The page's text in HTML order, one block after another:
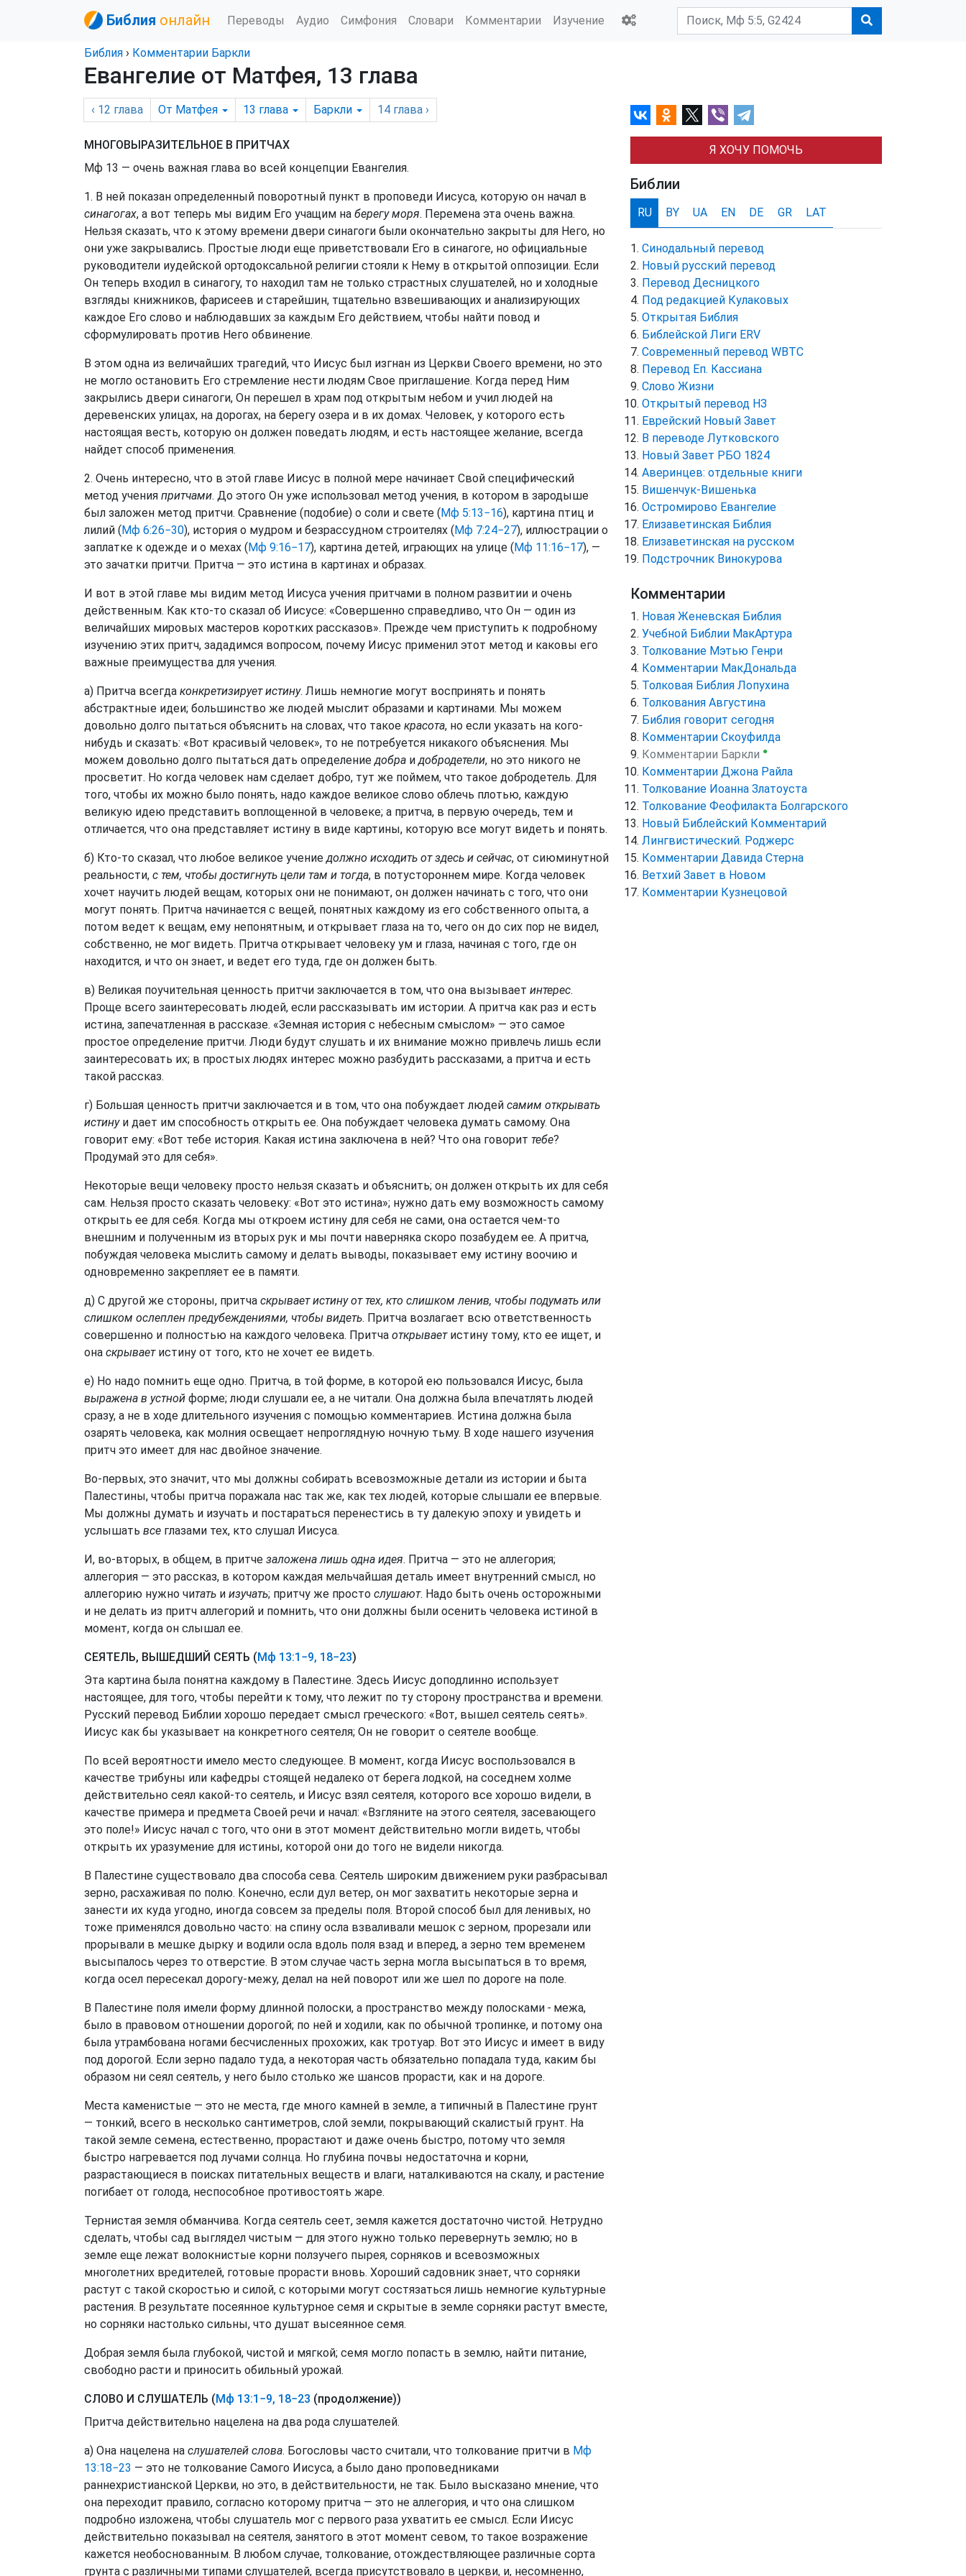
Библия онлайн Переводы Аудио Симфония Словари Комментарии Изучение
Библия › Комментарии Баркли
Евангелие от Матфея, 13 глава
‹ 12 глава От Матфея 13 глава Баркли 14 глава ›
МНОГОВЫРАЗИТЕЛЬНОЕ В ПРИТЧАХ
Мф 13 — очень важная глава во всей концепции Евангелия.
1. В ней показан определенный поворотный пункт в проповеди Иисуса, которую он начал в
синагогах, а вот теперь мы видим Его учащим на берегу моря. Перемена эта очень важна.
Нельзя сказать, что к этому времени двери синагоги были окончательно закрыты для Него, но
они уже закрывались. Простые люди еще приветствовали Его в синагоге, но официальные
руководители иудейской ортодоксальной религии стояли к Нему в открытой оппозиции. Если
Он теперь входил в синагогу, то находил там не только страстных слушателей, но и холодные
взгляды книжников, фарисеев и старейшин, тщательно взвешивающих и анализирующих
каждое Его слово и наблюдавших за каждым Его действием, чтобы найти повод и
сформулировать против Него обвинение.
В этом одна из величайших трагедий, что Иисус был изгнан из Церкви Своего времени, но это
не могло остановить Его стремление нести людям Свое приглашение. Когда перед Ним
закрылись двери синагоги, Он перешел в храм под открытым небом и учил людей на
деревенских улицах, на дорогах, на берегу озера и в их домах. Человек, у которого есть
настоящая весть, которую он должен поведать людям, и есть настоящее желание, всегда
найдет способ применения.
2. Очень интересно, что в этой главе Иисус в полной мере начинает Свой специфический
метод учения притчами. До этого Он уже использовал метод учения, в котором в зародыше
был заложен метод притчи. Сравнение (подобие) о соли и свете (Мф 5:13−16), картина птиц и
лилий (Мф 6:26−30), история о мудром и безрассудном строителях (Мф 7:24−27), иллюстрации о
заплатке к одежде и о мехах (Мф 9:16−17), картина детей, играющих на улице (Мф 11:16−17), —
это зачатки притчи. Притча — это истина в картинах и образах.
И вот в этой главе мы видим метод Иисуса учения притчами в полном развитии и очень
действенным. Как кто-то сказал об Иисусе: «Совершенно справедливо, что Он — один из
величайших мировых мастеров коротких рассказов». Прежде чем приступить к подробному
изучению этих притч, зададимся вопросом, почему Иисус применил этот метод и каковы его
важные преимущества для учения.
а) Притча всегда конкретизирует истину. Лишь немногие могут воспринять и понять
абстрактные идеи; большинство же людей мыслит образами и картинами. Мы можем
довольно долго пытаться объяснить на словах, что такое красота, но если указать на кого-
нибудь и сказать: «Вот красивый человек», то не потребуется никакого объяснения. Мы
можем довольно долго пытаться дать определениедобра идобродетели, но это никого не
просветит. Но когда человек нам сделает добро, тут же поймем, что такое добродетель. Для
того, чтобы их можно было понять, надо каждое великое слово облечь плотью, каждую
великую идею представить воплощенной в человеке; а притча, в первую очередь, тем и
отличается, что она представляет истину в виде картины, которую все могут видеть и понять.
б) Кто-то сказал, что любое великое учениедолжно исходить от здесь и сейчас, от сиюминутной
реальности, с тем, чтобы достигнуть цели там и тогда, в потустороннем мире. Когда человек
хочет научить людей вещам, которых они не понимают, он должен начинать с того, что они
могут понять. Притча начинается с вещей, понятных каждому из его собственного опыта, а
потом ведет к вещам, ему непонятным, и открывает глаза на то, чего он до сих пор не видел,
собственно, не мог видеть. Притча открывает человеку ум и глаза, начиная с того, где он
находится, и что он знает, и ведет его туда, где он должен быть.
в) Великая поучительная ценность притчи заключается в том, что она вызывает интерес.
Проще всего заинтересовать людей, если рассказывать им истории. А притча как раз и есть
истина, запечатленная в рассказе. «Земная история с небесным смыслом» — это самое
простое определение притчи. Люди будут слушать и их внимание можно привлечь лишь если
заинтересовать их; в простых людях интерес можно разбудить рассказами, а притча и есть
такой рассказ.
г) Большая ценность притчи заключается и в том, что она побуждает людей самим открывать
истинуи дает им способность открыть ее. Она побуждает человека думать самому. Она
говорит ему: «Вот тебе история. Какая истина заключена в ней? Что она говорит тебе?
Продумай это для себя».
Некоторые вещи человеку просто нельзя сказать и объяснить; он должен открыть их для себя
сам. Нельзя просто сказать человеку: «Вот это истина»; нужно дать ему возможность самому
открыть ее для себя. Когда мы откроем истину для себя не сами, она остается чем-то
внешним и полученным из вторых рук и мы почти наверняка скоро позабудем ее. А притча,
побуждая человека мыслить самому и делать выводы, показывает ему истину воочию и
одновременно закрепляет ее в памяти.
д) С другой же стороны, притча скрывает истину от тех, кто слишком ленив, чтобы подумать или
слишком ослеплен предубеждениями, чтобы видеть. Притча возлагает всю ответственность
совершенно и полностью на каждого человека. Притча открываетистину тому, кто ее ищет, и
она скрываетистину от того, кто не хочет ее видеть.
е) Но надо помнить еще одно. Притча, в той форме, в которой ею пользовался Иисус, была
выражена в устной форме; люди слушали ее, а не читали. Она должна была впечатлять людей
сразу, а не в ходе длительного изучения с помощью комментариев. Истина должна была
озарять человека, как молния освещает непроглядную ночную тьму. В ходе нашего изучения
притч это имеет для нас двойное значение.
Во-первых, это значит, что мы должны собирать всевозможные детали из истории и быта
Палестины, чтобы притча поражала нас так же, как тех людей, которые слышали ее впервые.
Мы должны думать и изучать и постараться перенестись в ту далекую эпоху и увидеть и
услышать все глазами тех, кто слушал Иисуса.
И, во-вторых, в общем, в притче заложена лишь одна идея. Притча — это не аллегория;
аллегория — это рассказ, в котором каждая мельчайшая деталь имеет внутренний смысл, но
аллегорию нужно читать и изучать; притчу же просто слушают. Надо быть очень осторожными
и не делать из притч аллегорий и помнить, что они должны были осенить человека истиной в
момент, когда он слышал ее.
СЕЯТЕЛЬ, ВЫШЕДШИЙ СЕЯТЬ (Мф 13:1−9, 18−23)
Эта картина была понятна каждому в Палестине. Здесь Иисус доподлинно использует
настоящее, для того, чтобы перейти к тому, что лежит по ту сторону пространства и времени.
Русский перевод Библии хорошо передает смысл греческого: «Вот, вышел сеятель сеять».
Иисус как бы указывает на конкретного сеятеля; Он не говорит о сеятеле вообще.
По всей вероятности имело место следующее. В момент, когда Иисус воспользовался в
качестве трибуны или кафедры стоящей недалеко от берега лодкой, на соседнем холме
действительно сеял какой-то сеятель, и Иисус взял сеятеля, которого все хорошо видели, в
качестве примера и предмета Своей речи и начал: «Взгляните на этого сеятеля, засевающего
это поле!» Иисус начал с того, что они в этот момент действительно могли видеть, чтобы
открыть их уразумение для истины, которой они до того не видели никогда.
В Палестине существовало два способа сева. Сеятель широким движением руки разбрасывал
зерно, расхаживая по полю. Конечно, если дул ветер, он мог захватить некоторые зерна и
занести их куда угодно, иногда совсем за пределы поля. Второй способ был для ленивых, но
тоже применялся довольно часто: на спину осла взваливали мешок с зерном, прорезали или
прорывали в мешке дырку и водили осла вдоль поля взад и вперед, а зерно тем временем
высыпалось через то отверстие. В этом случае часть зерна могла высыпаться в то время,
когда осел пересекал дорогу-межу, делал на ней поворот или же шел по дороге на поле.
В Палестине поля имели форму длинной полоски, а пространство между полосками - межа,
было в правовом отношении дорогой; по ней и ходили, как по обычной тропинке, и потому она
была утрамбована ногами бесчисленных прохожих, как тротуар. Вот это Иисус и имеет в виду
под дорогой. Если зерно падало туда, а некоторая часть обязательно попадала туда, каким бы
образом ни сеял сеятель, у него было столько же шансов прорасти, как и на дороге.
Места каменистые — это не места, где много камней в земле, а типичный в Палестине грунт
— тонкий, всего в несколько сантиметров, слой земли, покрывающий скалистый грунт. На
такой земле семена, естественно, прорастают и даже очень быстро, потому что земля
быстро нагревается под лучами солнца. Но глубина почвы недостаточна и корни,
разрастающиеся в поисках питательных веществ и влаги, наталкиваются на скалу, и растение
погибает от голода, неспособное противостоять жаре.
Тернистая земля обманчива. Когда сеятель сеет, земля кажется достаточно чистой. Нетрудно
сделать, чтобы сад выглядел чистым — для этого нужно только перевернуть землю; но в
земле еще лежат волокнистые корни ползучего пырея, сорняков и всевозможных
многолетних вредителей, готовые прорасти вновь. Хороший садовник знает, что сорняки
растут с такой скоростью и силой, с которыми могут состязаться лишь немногие культурные
растения. В результате посеянное культурное семя и скрытые в земле сорняки растут вместе,
но сорняки настолько сильны, что душат высеянное семя.
Добрая земля была глубокой, чистой и мягкой; семя могло попасть в землю, найти питание,
свободно расти и приносить обильный урожай.
СЛОВО И СЛУШАТЕЛЬ (Мф 13:1−9, 18−23 (продолжение))
Притча действительно нацелена на два рода слушателей.
а) Она нацелена на слушателей слова. Богословы часто считали, что толкование притчи в Мф
13:18−23 — это не толкование Самого Иисуса, а было дано проповедниками
раннехристианской Церкви, но это, в действительности, не так. Было высказано мнение, что
она переходит правило, согласно которому притча — это не аллегория, и что она слишком
подробно изложена, чтобы слушатель мог с первого раза ухватить ее смысл. Если Иисус
действительно показывал на сеятеля, занятого в этот момент севом, то такое возражение
кажется необоснованным. В любом случае, толкование, отождествляющее различные сорта
грунта с различными типами слушателей, всегда присутствовало в церкви, и, несомненно,
Я ХОЧУ ПОМОЧЬ
Библии
RU BY UA EN DE GR LAT
Синодальный перевод
Новый русский перевод
Перевод Десницкого
Под редакцией Кулаковых
Открытая Библия
Библейской Лиги ERV
Cовременный перевод WBTC
Перевод Еп. Кассиана
Слово Жизни
Открытый перевод НЗ
Еврейский Новый Завет
В переводе Лутковского
Новый Завет РБО 1824
Аверинцев: отдельные книги
Вишенчук-Вишенька
Остромирово Евангелие
Елизаветинская Библия
Елизаветинская на русском
Подстрочник Винокурова
Комментарии
Новая Женевская Библия
Учебной Библии МакАртура
Толкование Мэтью Генри
Комментарии МакДональда
Толковая Библия Лопухина
Толкования Августина
Библия говорит сегодня
Комментарии Скоуфилда
Комментарии Баркли ●
Комментарии Джона Райла
Толкование Иоанна Златоуста
Толкование Феофилакта Болгарского
Новый Библейский Комментарий
Лингвистический. Роджерс
Комментарии Давида Стерна
Ветхий Завет в Новом
Комментарии Кузнецовой